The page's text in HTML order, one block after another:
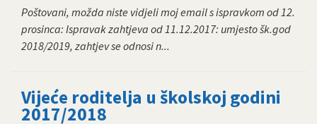
Poštovani, možda niste vidjeli moj email s ispravkom od 12.
prosinca: Ispravak zahtjeva od 11.12.2017: umjesto šk.god
2018/2019, zahtjev se odnosi n...
Vijeće roditelja u školskoj godini
2017/2018